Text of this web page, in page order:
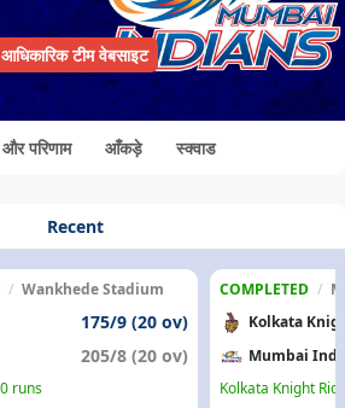
आधिकारिक टीम वेबसाइट
परिणाम आँकड़े स्क्वाड
Recent
/ Wankhede Stadium
175/9 (20 ov)
205/8 (20 ov)
runs
COMPLETED /
Kolkata
Mumbai
Kolkata Knight